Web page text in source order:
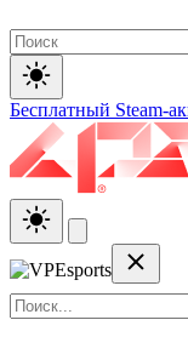
Бесплатный Steam-